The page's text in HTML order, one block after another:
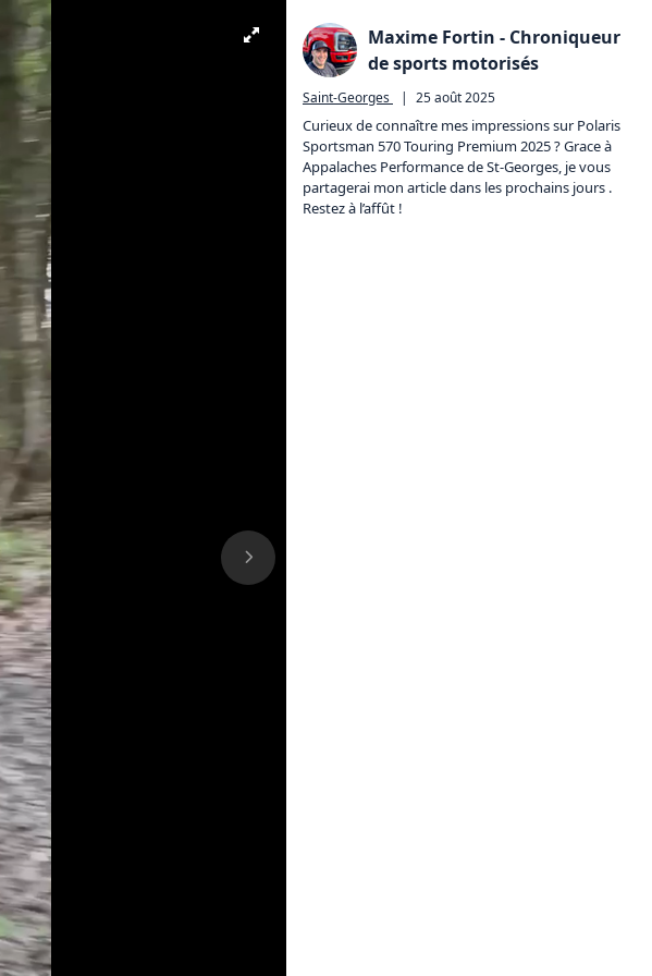
Maxime Fortin - Chroniqueur
de sports motorisés
Saint-Georges | 25 août 2025
Curieux de connaître mes impressions sur Polaris
Sportsman 570 Touring Premium 2025 ? Grace à
Appalaches Performance de St-Georges, je vous
partagerai mon article dans les prochains jours .